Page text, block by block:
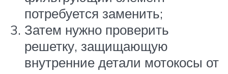
потребуется заменить;
Затем нужно проверить
решетку, защищающую
внутренние детали мотокосы от